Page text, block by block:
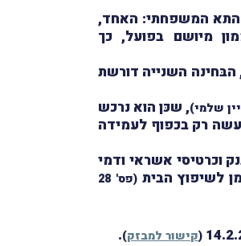
התא המשפחתי: האחד,
מיושם בפועל, כך
השנייה דורשת
שלמי), שכּן הוא נרכש
רק בכפוף לעמידה
וכרטיסי אשראי ודמי
לשיפוץ הבית
(פס' 28
(קישור למבזק)
.